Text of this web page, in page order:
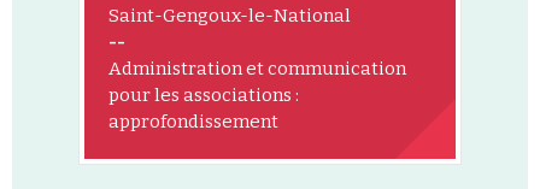
Saint-Gengoux-le-National
--
Administration et communication
pour les associations :
approfondissement